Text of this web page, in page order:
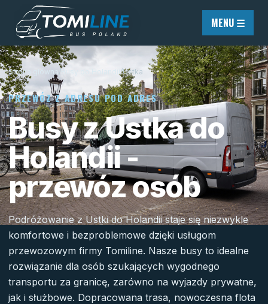
Przejdź do treści
MENU ☰
Strona główna / Busy do Holandii/Ustka
PRZEWÓZ Z ADRESU POD ADRES
Busy z Ustka do
Holandii -
przewóz osób
Podróżowanie z Ustki do Holandii staje się niezwykle
komfortowe i bezproblemowe dzięki usługom
przewozowym firmy Tomiline. Nasze busy to idealne
rozwiązanie dla osób szukających wygodnego
transportu za granicę, zarówno na wyjazdy prywatne,
jak i służbowe. Dopracowana trasa, nowoczesna flota